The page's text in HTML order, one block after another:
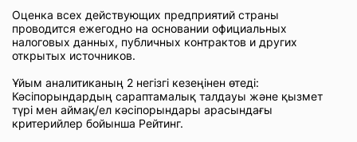
Оценка всех действующих предприятий страны
проводится ежегодно на основании официальных
налоговых данных, публичных контрактов и других
открытых источников.
Ұйым аналитиканың 2 негізгі кезеңінен өтеді:
Кәсіпорындардың сараптамалық талдауы және қызмет
түрі мен аймақ/ел кәсіпорындары арасындағы
критерийлер бойынша Рейтинг.